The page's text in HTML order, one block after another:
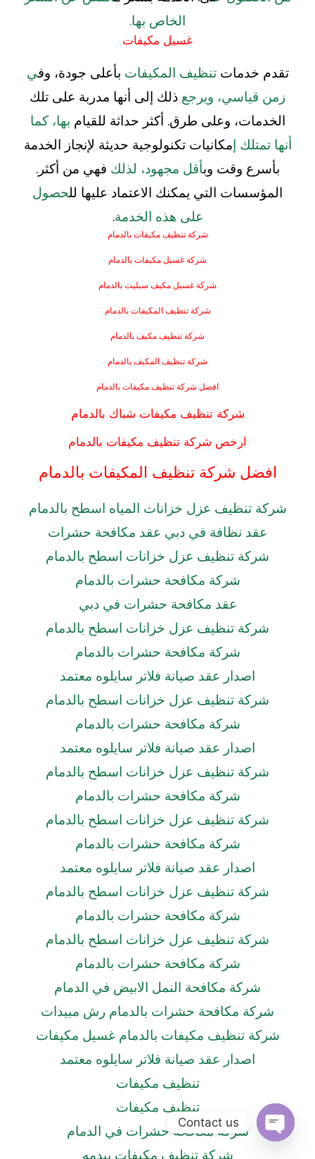
الخاص بها.
غسيل مكيفات
تقدم خدماتتنظيف المكيفات بأعلى جودة، وفي
زمن قياسي، ويرجع ذلك إلى أنها مدربة على تلك
الخدمات، وعلى طرق. أكثر حداثة للقيام بها، كما
أنها تمتلك إمكانيات تكنولوجية حديثة لإنجاز الخدمة
بأسرع وقت وبأقل مجهود، لذلك فهي من أكثر.
المؤسسات التي يمكنك الاعتماد عليها للحصول
على هذه الخدمة.
شركة تنظيف مكيفات بالدمام
شركة غسيل مكيفات بالدمام
شركةغسيل مكيف سبليت بالدمام
شركة تنظيف المكيفات بالدمام
شركة تنظيف مكيف بالدمام
شركة تنظيف المكيف بالدمام
افضل شركة تنظيف مكيفات بالدمام
شركة تنظيف مكيفات شباك بالدمام
ارخص شركة تنظيف مكيفات بالدمام
افضل شركة تنظيف المكيفات بالدمام
شركة تنظيف عزل خزانات المياه اسطح بالدمام
عقد نظافة في دبي عقد مكافحة حشرات
شركة تنظيف عزل خزانات اسطح بالدمام
شركة مكافحة حشرات بالدمام
عقد مكافحة حشرات في دبي
شركة تنظيف عزل خزانات اسطح بالدمام
شركة مكافحة حشرات بالدمام
اصدار عقد صيانة فلاتر سايلوه معتمد
شركة تنظيف عزل خزانات اسطح بالدمام
شركة مكافحة حشرات بالدمام
اصدار عقد صيانة فلاتر سايلوه معتمد
شركة تنظيف عزل خزانات اسطح بالدمام
شركة مكافحة حشرات بالدمام
شركة تنظيف عزل خزانات اسطح بالدمام
شركة مكافحة حشرات بالدمام
اصدار عقد صيانة فلاتر سايلوه معتمد
شركة تنظيف عزل خزانات اسطح بالدمام
شركة مكافحة حشرات بالدمام
شركة تنظيف عزل خزانات اسطح بالدمام
شركة مكافحة حشرات بالدمام
شركة مكافحة النمل الابيض في الدمام
شركة مكافحة حشرات بالدمام رش مبيدات
شركة تنظيف مكيفات بالدمام غسيل مكيفات
اصدار عقد صيانة فلاتر سايلوه معتمد
تنظيف مكيفات
تنظيف مكيفات
شركة مكافحة حشرات في الدمام
شركة تنظيف مكيفات بيدمه
Contact us